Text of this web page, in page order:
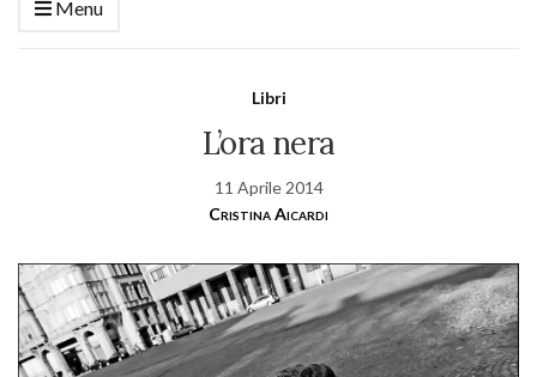
Menu
Libri
L’ora nera
11 Aprile 2014
Cristina Aicardi